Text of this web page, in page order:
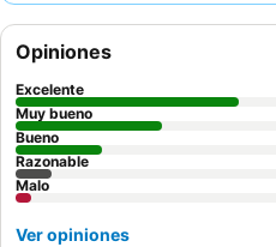
desayuno bufé
Para una experiencia realmente
una habitación en un
panorámicas de la ciudad
Opiniones
Excelente
Muy bueno
Bueno
Razonable
Malo
Ver opiniones